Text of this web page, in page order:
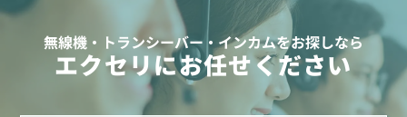
無線機・トランシーバー・インカムをお探しなら
エクセリにお任せください